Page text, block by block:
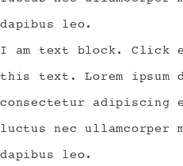
dapibus leo.
I am text block. Click
this text. Lorem ipsum
consectetur
luctus nec
dapibus leo.